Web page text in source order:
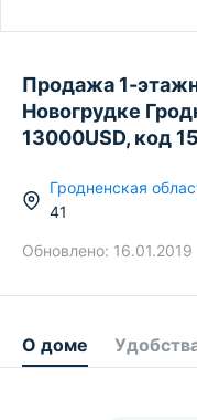
Продажа 1-
Новогрудке
13000USD, код
Гродненская
41
Обновлено: 16.01.2019
О доме